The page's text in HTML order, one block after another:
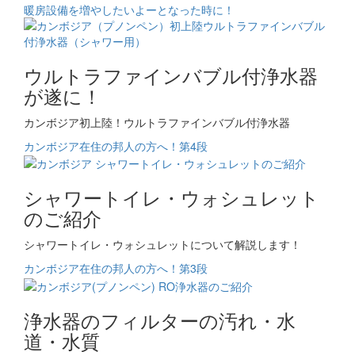
暖房設備を増やしたいよーとなった時に！
ウルトラファインバブル付浄水器
が遂に！
カンボジア初上陸！ウルトラファインバブル付浄水器
カンボジア在住の邦人の方へ！第4段
シャワートイレ・ウォシュレット
のご紹介
シャワートイレ・ウォシュレットについて解説します！
カンボジア在住の邦人の方へ！第3段
浄水器のフィルターの汚れ・水
道・水質